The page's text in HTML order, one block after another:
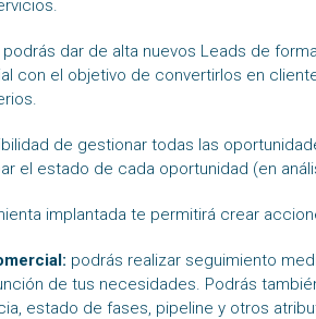
podrás dar de alta nuevos Leads de
con el objetivo de convertirlos en
de gestionar todas las
el estado de cada oportunidad (en
implantada te permitirá crear
podrás realizar seguimiento
de tus necesidades. Podrás
estado de fases, pipeline y otros